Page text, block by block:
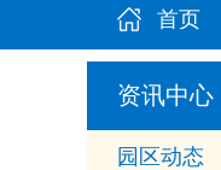
首页
资讯中心
园区动态